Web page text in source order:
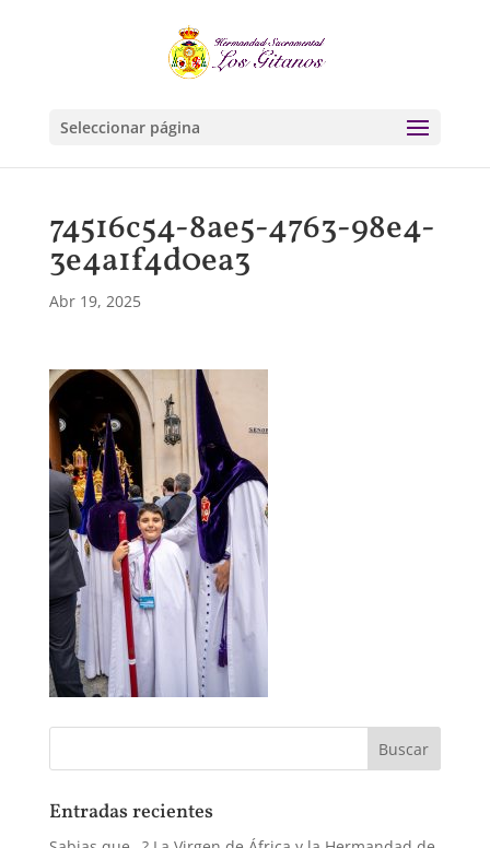
Seleccionar página
74516c54-8ae5-4763-98e4-
3e4a1f4d0ea3
Abr 19, 2025
Entradas recientes